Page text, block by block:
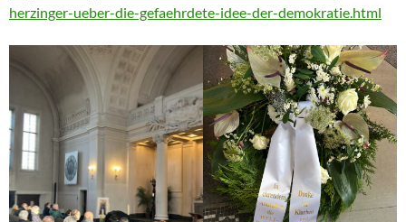
herzinger-ueber-die-gefaehrdete-idee-der-demokratie.html